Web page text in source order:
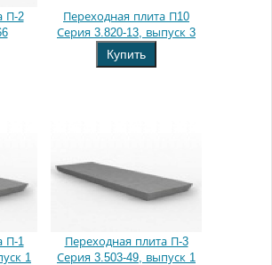
П-2
Переходная плита П10
Серия 3.820-13, выпуск 3
Купить
П-1
1
Переходная плита П-3
Серия 3.503-49, выпуск 1